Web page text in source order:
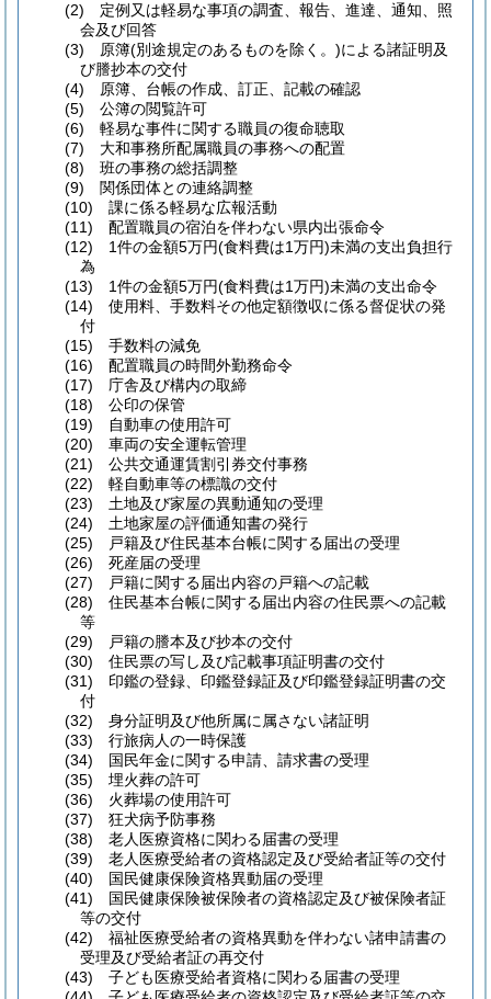
(2) 定例又は軽易な事項の調査、報告、進達、通知、照
会及び回答
(3) 原簿(別途規定のあるものを除く。)による諸証明及
び謄抄本の交付
(4) 原簿、台帳の作成、訂正、記載の確認
(5) 公簿の閲覧許可
(6) 軽易な事件に関する職員の復命聴取
(7) 大和事務所配属職員の事務への配置
(8) 班の事務の総括調整
(9) 関係団体との連絡調整
(10) 課に係る軽易な広報活動
(11) 配置職員の宿泊を伴わない県内出張命令
(12) 1件の金額5万円(食料費は1万円)未満の支出負担行
為
(13) 1件の金額5万円(食料費は1万円)未満の支出命令
(14) 使用料、手数料その他定額徴収に係る督促状の発
付
(15) 手数料の減免
(16) 配置職員の時間外勤務命令
(17) 庁舎及び構内の取締
(18) 公印の保管
(19) 自動車の使用許可
(20) 車両の安全運転管理
(21) 公共交通運賃割引券交付事務
(22) 軽自動車等の標識の交付
(23) 土地及び家屋の異動通知の受理
(24) 土地家屋の評価通知書の発行
(25) 戸籍及び住民基本台帳に関する届出の受理
(26) 死産届の受理
(27) 戸籍に関する届出内容の戸籍への記載
(28) 住民基本台帳に関する届出内容の住民票への記載
等
(29) 戸籍の謄本及び抄本の交付
(30) 住民票の写し及び記載事項証明書の交付
(31) 印鑑の登録、印鑑登録証及び印鑑登録証明書の交
付
(32) 身分証明及び他所属に属さない諸証明
(33) 行旅病人の一時保護
(34) 国民年金に関する申請、請求書の受理
(35) 埋火葬の許可
(36) 火葬場の使用許可
(37) 狂犬病予防事務
(38) 老人医療資格に関わる届書の受理
(39) 老人医療受給者の資格認定及び受給者証等の交付
(40) 国民健康保険資格異動届の受理
(41) 国民健康保険被保険者の資格認定及び被保険者証
等の交付
(42) 福祉医療受給者の資格異動を伴わない諸申請書の
受理及び受給者証の再交付
(43) 子ども医療受給者資格に関わる届書の受理